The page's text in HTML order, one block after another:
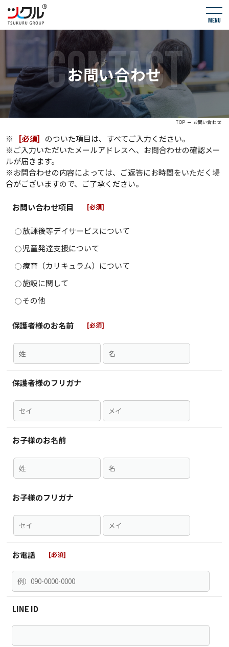
menu
CONTACT
お問い合わせ
TOP お問い合わせ
※ [必須] のついた項目は、すべてご入力ください。
※ご入力いただいたメールアドレスへ、お問合わせの確認メー
ルが届きます。
※お問合わせの内容によっては、ご返答にお時間をいただく場
合がございますので、ご了承ください。
お問い合わせ項目
放課後等デイサービスについて
児童発達支援について
療育（カリキュラム）について
施設に関して
その他
保護者様のお名前
保護者様のフリガナ
お子様のお名前
お子様のフリガナ
お電話
LINE ID